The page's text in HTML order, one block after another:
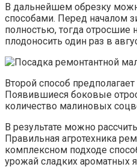
В дальнейшем обрезку
способами. Перед началом
полностью, тогда отросшие
плодоносить один раз в
Второй способ
Появившиеся боковые
количество малиновых
В результате можно
Правильная агротехника
комплексном подходе
урожай сладких ароматных